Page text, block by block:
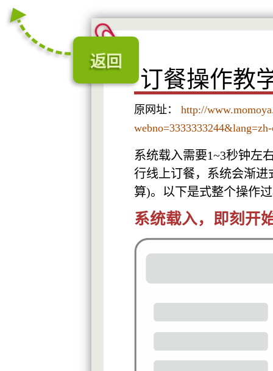
订餐操作教
原网址：
http://
系统载入需要1~3秒钟左
行线上订餐，系统会渐
算)。以下是式整个操作
系统载入，即刻开
返回